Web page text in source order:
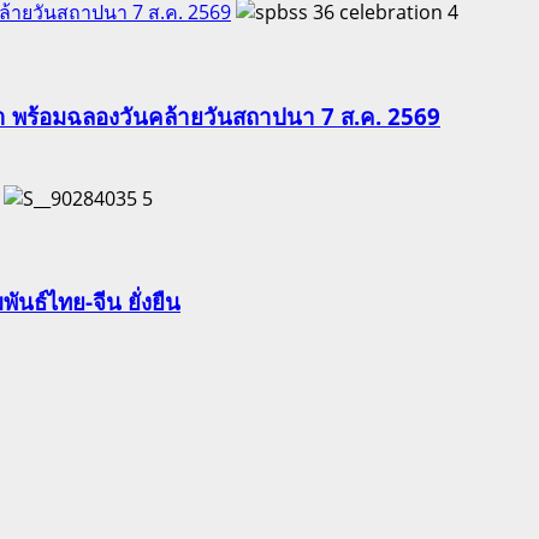
ยวันสถาปนา 7 ส.ค. 2569
4
พร้อมฉลองวันคล้ายวันสถาปนา 7 ส.ค. 2569
5
นธ์ไทย-จีน ยั่งยืน